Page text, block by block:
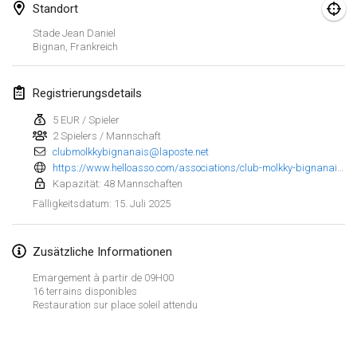
Standort
Stade Jean Daniel
Bignan Frankreich
Registrierungsdetails
5 EUR / Spieler
2 Spielers / Mannschaft
clubmolkkybignanais@laposte.net
Kapazität: 48 Mannschaften
Fälligkeitsdatum: 15. Juli 2025
Zusätzliche Informationen
Emargement à partir de 09H00
16 terrains disponibles
Restauration sur place soleil attendu
Februar 2025
7. Feb. 2025|Vereinigte Staaten
Open des vendanges tardives
8. Feb. 2025|Frankreich
Indoor de la CASAS
15. Feb. 2025
SM HalliMölkky - Finnish Championship
15. Feb. 2025 |Finnland
Warm-up EM Indoor